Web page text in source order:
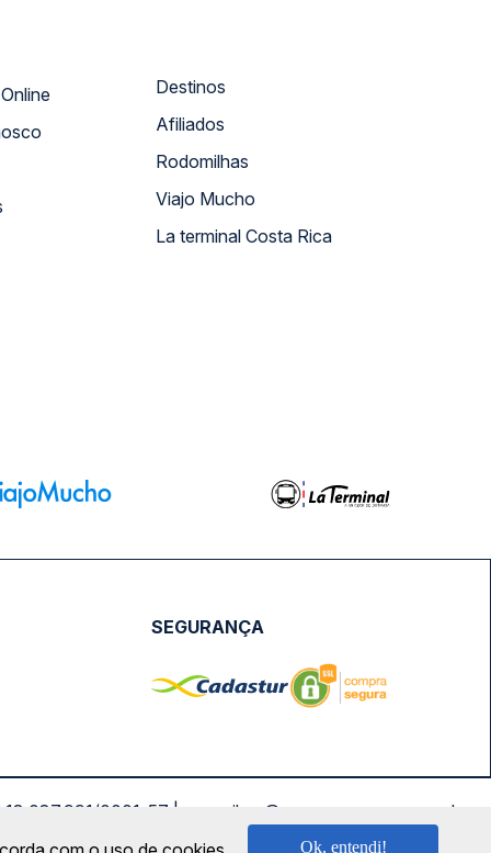
Atendimento Online
Destinos
Afiliados
Rodomilhas
Viajo Mucho
La terminal Costa Rica
SEGURANÇA
0001-57 | saconibus@queropassagem.com.br
Ok, entendi!